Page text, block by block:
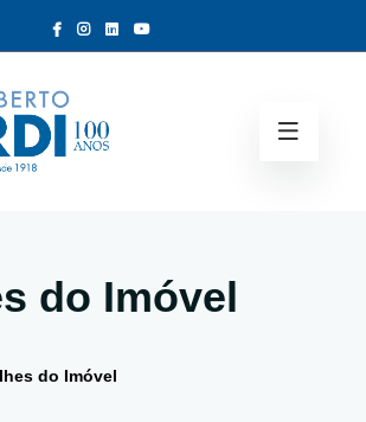
do Imóvel
do Imóvel